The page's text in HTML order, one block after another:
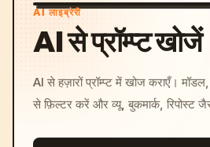
AI लाइब्रेरी
AI से प्रॉम्प्ट खोजें
AI से हज़ारों प्रॉम्प्ट में खोज कराएँ।
से फ़िल्टर करें और व्यू, बुकमार्क, रिपोस्ट